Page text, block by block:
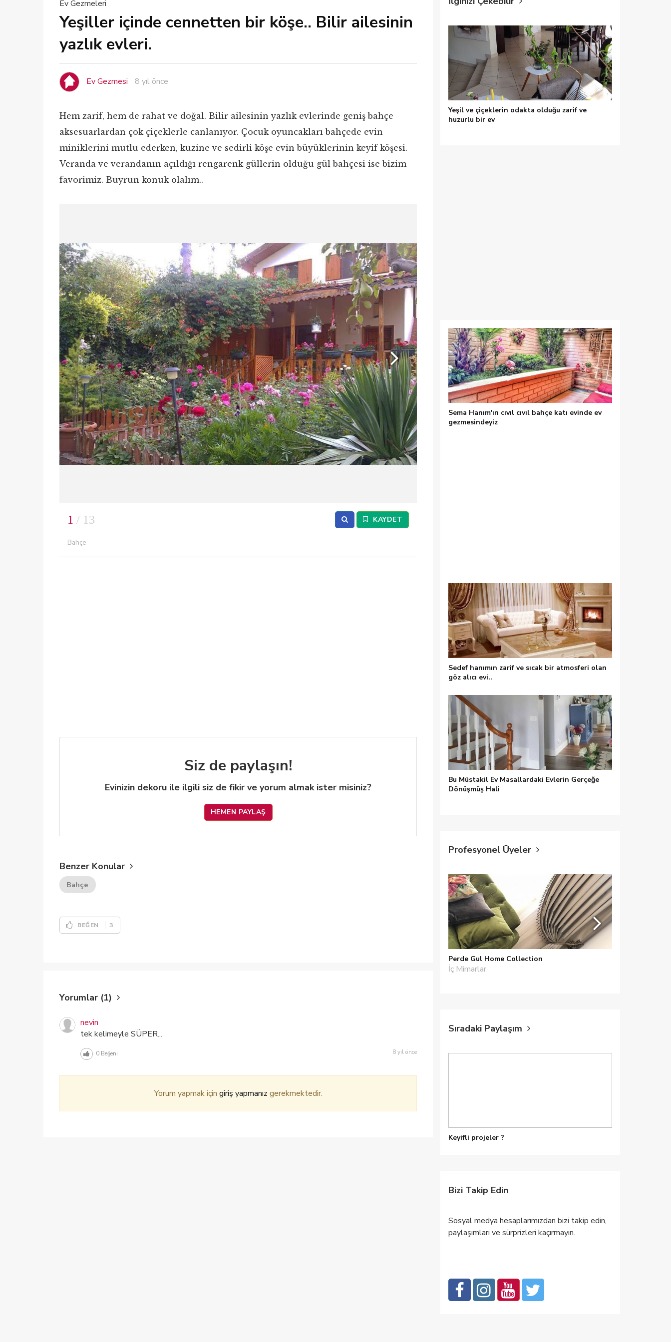
Ev Gezmeleri
Yeşiller içinde cennetten bir köşe.. Bilir ailesinin
yazlık evleri.
Ev Gezmesi 8 yıl önce
Hem zarif, hem de rahat ve doğal. Bilir ailesinin yazlık evlerinde geniş bahçe
aksesuarlardan çok çiçeklerle canlanıyor. Çocuk oyuncakları bahçede evin
miniklerini mutlu ederken, kuzine ve sedirli köşe evin büyüklerinin keyif köşesi.
Veranda ve verandanın açıldığı rengarenk güllerin olduğu gül bahçesi ise bizim
favorimiz. Buyrun konuk olalım..
1 / 13 KAYDET
Bahçe
Siz de paylaşın!
Evinizin dekoru ile ilgili siz de fikir ve yorum almak ister misiniz?
HEMEN PAYLAŞ
Benzer Konular
Bahçe
BEĞEN 3
Yorumlar (1)
nevin
tek kelimeyle SÜPER...
0Beğeni 8 yıl önce
Yorum yapmak için giriş yapmanız gerekmektedir.
Yeşil ve çiçeklerin odakta olduğu zarif ve
huzurlu bir ev
Sema Hanım'ın cıvıl cıvıl bahçe katı evinde ev
gezmesindeyiz
Sedef hanımın zarif ve sıcak bir atmosferi olan
göz alıcı evi..
Bu Müstakil Ev Masallardaki Evlerin Gerçeğe
Dönüşmüş Hali
Profesyonel Üyeler
Perde Gul Home Collection
İç Mimarlar
Sıradaki Paylaşım
Keyifli projeler ?
Bizi Takip Edin
Sosyal medya hesaplarımızdan bizi takip edin,
paylaşımları ve sürprizleri kaçırmayın.